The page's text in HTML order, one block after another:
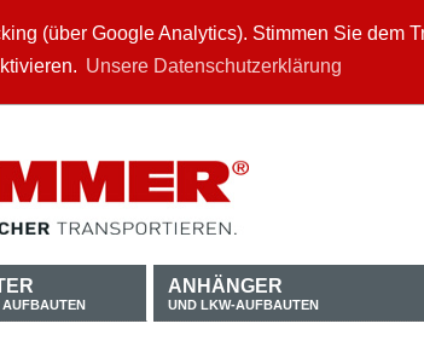
(über Google Analytics). Stimmen Sie dem
Unsere Datenschutzerklärung
ANHÄNGER
UND LKW-AUFBAUTEN